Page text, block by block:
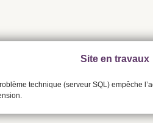
Site en travaux
technique (serveur SQL) empêche